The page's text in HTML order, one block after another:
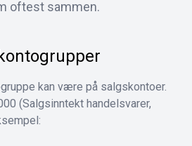
oftest sammen.
kan være på salgskontoer.
(Salgsinntekt handelsvarer,